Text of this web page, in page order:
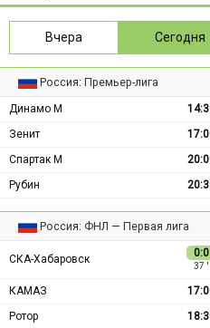
Вчера Сегодня
Россия: Премьер-лига
Динамо М
Зенит
Спартак М
Рубин
Россия: ФНЛ — Первая лига
СКА-Хабаровск 0:0
37 ′
КАМАЗ
Ротор